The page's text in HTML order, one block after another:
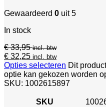
Gewaardeerd 0 uit 5
In stock
€33,95 incl. btw
€ 32,25 incl. btw
Opties selecteren Dit
optie kan gekozen worden
SKU: 1002615897
SKU